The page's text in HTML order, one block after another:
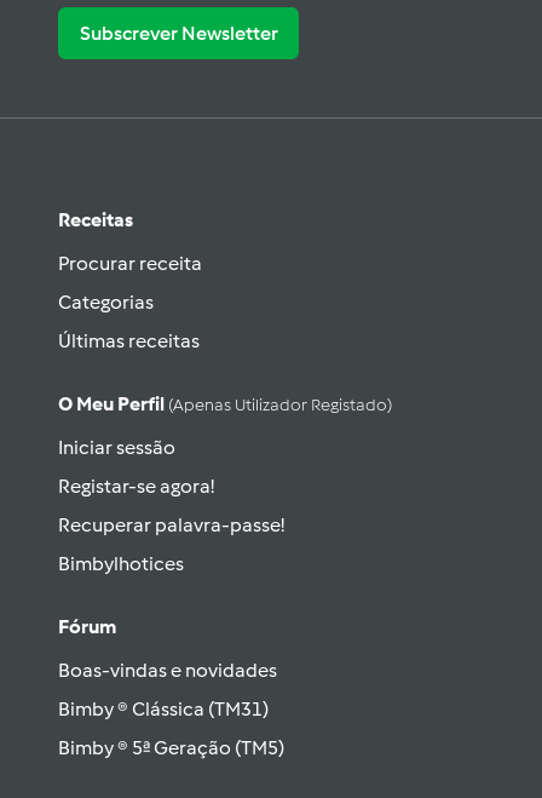
Subscrever Newsletter
Receitas
Procurar receita
Categorias
Últimas receitas
O Meu Perfil (apenas Utilizador Registado)
Iniciar sessão
Registar-se agora!
Recuperar palavra-passe!
Bimbylhotices
Fórum
Boas-vindas e novidades
Bimby ® Clássica (TM31)
Bimby ® 5ª Geração (TM5)